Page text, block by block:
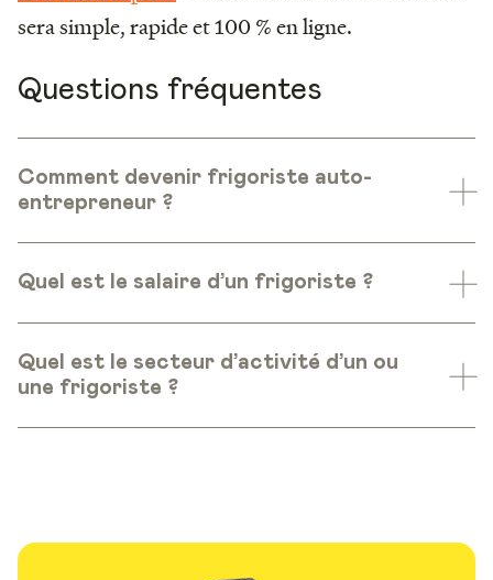
sera simple, rapide et 100 % en ligne.
Questions fréquentes
Comment devenir frigoriste auto-
entrepreneur ?
Quel est le salaire d’un frigoriste ?
Quel est le secteur d’activité d’un ou
une frigoriste ?